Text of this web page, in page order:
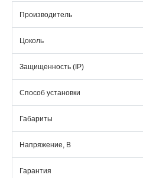
Производитель
Цоколь
Защищенность (IP)
Способ установки
Габариты
Напряжение, В
Гарантия